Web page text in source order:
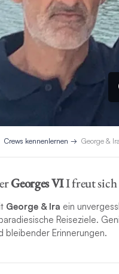
Crews kennenlernen George & Ira
Georges VII freut sich
George & Ira ein
Reiseziele.
bleibender Erinnerungen.
Alevizosist ein